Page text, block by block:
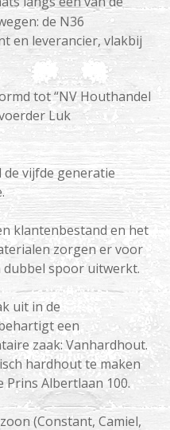
de N36
en leverancier, vlakbij
tot “NV Houthandel
Luk
de vijfde generatie
klantenbestand en het
zorgen er voor
dubbel spoor uitwerkt.
uit in de
een
zaak: Vanhardhout.
hardhout te maken
Prins Albertlaan 100.
(Constant, Camiel,